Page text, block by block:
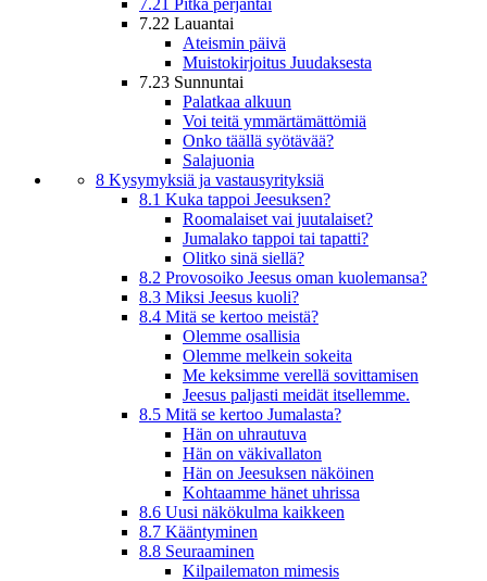
7.21 Pitkä perjantai
7.22 Lauantai
Ateismin päivä
Muistokirjoitus Juudaksesta
7.23 Sunnuntai
Palatkaa alkuun
Voi teitä ymmärtämättömiä
Onko täällä syötävää?
Salajuonia
8 Kysymyksiä ja vastausyrityksiä
8.1 Kuka tappoi Jeesuksen?
Roomalaiset vai juutalaiset?
Jumalako tappoi tai tapatti?
Olitko sinä siellä?
8.2 Provosoiko Jeesus oman kuolemansa?
8.3 Miksi Jeesus kuoli?
8.4 Mitä se kertoo meistä?
Olemme osallisia
Olemme melkein sokeita
Me keksimme verellä sovittamisen
Jeesus paljasti meidät itsellemme.
8.5 Mitä se kertoo Jumalasta?
Hän on uhrautuva
Hän on väkivallaton
Hän on Jeesuksen näköinen
Kohtaamme hänet uhrissa
8.6 Uusi näkökulma kaikkeen
8.7 Kääntyminen
8.8 Seuraaminen
Kilpailematon mimesis